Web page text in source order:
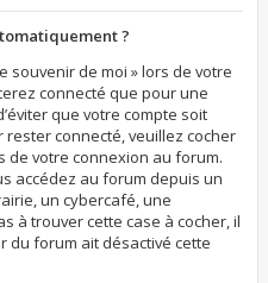
?
souvenir de moi » lors de votre
connecté que pour une
que votre compte soit
rester connecté, veuillez cocher
de votre connexion au forum.
accédez au forum depuis un
un cybercafé, une
à trouver cette case à cocher, il
du forum ait désactivé cette